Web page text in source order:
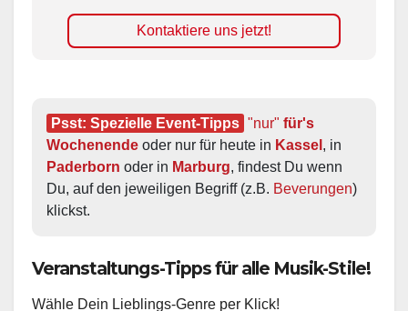
Kontaktiere uns jetzt!
Psst: Spezielle Event-Tipps "nur" für's
Wochenende oder nur für heute in Kassel
Paderborn oder in Marburg, findest Du wenn
Du, auf den jeweiligen Begriff (z.B. Beverungen)
klickst.
Veranstaltungs-Tipps für alle Musik-Stile!
Wähle Dein Lieblings-Genre per Klick!